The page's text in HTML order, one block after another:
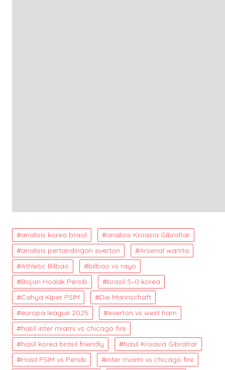
analisis korea brasil
analisis Kroasia Gibraltar
analisis pertandingan everton
Arsenal wanita
Athletic Bilbao
bilbao vs rayo
Bojan Hodak Persib
brasil 5–0 korea
Cahya Kiper PSIM
Die Mannschaft
europa league 2025
everton vs west ham
hasil inter miami vs chicago fire
hasil korea brasil friendly
hasil Kroasia Gibraltar
Hasil PSIM vs Persib
inter miami vs chicago fire